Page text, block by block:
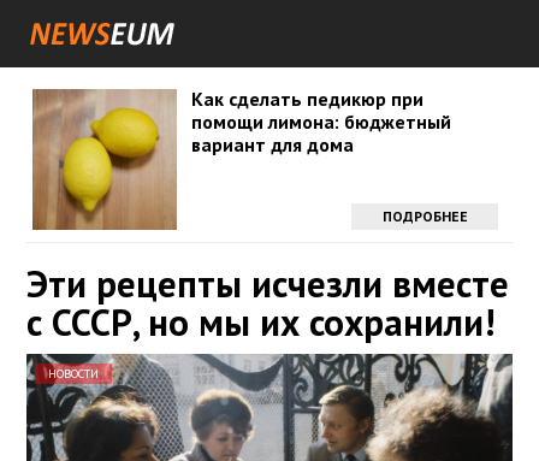
Как сделать педикюр при
помощи лимона: бюджетный
вариант для дома
ПОДРОБНЕЕ
Эти рецепты исчезли вместе
с СССР, но мы их сохранили!
НОВОСТИ